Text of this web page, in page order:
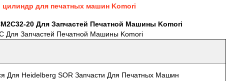
цилиндр для печатных машин Komori
20 Для Запчастей Печатной Машины Komori
Для Запчастей Печатной Машины Komori
Для Heidelberg SOR Запчасти Для Печатных Машин